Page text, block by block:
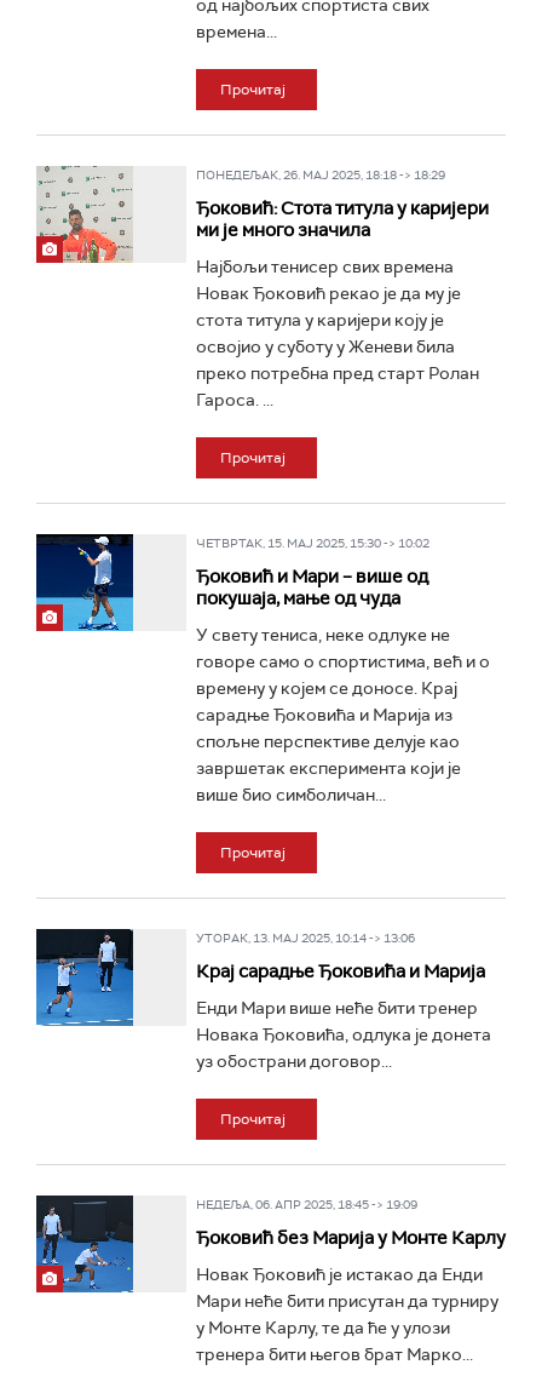
од најбољих спортиста свих
времена...
Прочитај
ПОНЕДЕЉАК, 26. МАЈ 2025, 18:18 -> 18:29
Ђоковић: Стота титула у каријери
ми је много значила
Најбољи тенисер свих времена
Новак Ђоковић рекао је да му је
стота титула у каријери коју је
освојио у суботу у Женеви била
преко потребна пред старт Ролан
Гароса. ...
Прочитај
ЧЕТВРТАК, 15. МАЈ 2025, 15:30 -> 10:02
Ђоковић и Мари – више од
покушаја, мање од чуда
У свету тениса, неке одлуке не
говоре само о спортистима, већ и о
времену у којем се доносе. Крај
сарадње Ђоковића и Марија из
спољне перспективе делује као
завршетак експеримента који је
више био симболичан...
Прочитај
УТОРАК, 13. МАЈ 2025, 10:14 -> 13:06
Крај сарадње Ђоковића и Марија
Енди Мари више неће бити тренер
Новака Ђоковића, одлука је донета
уз обострани договор...
Прочитај
НЕДЕЉА, 06. АПР 2025, 18:45 -> 19:09
Ђоковић без Марија у Монте Карлу
Новак Ђоковић је истакао да Енди
Мари неће бити присутан да турниру
у Монте Карлу, те да ће у улози
тренера бити његов брат Марко...